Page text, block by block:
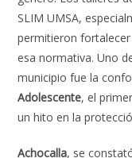
SLIM UMSA,
permitieron
esa normativa. Uno
municipio fue la
Adolescente, el
un hito en la
Achocalla, se